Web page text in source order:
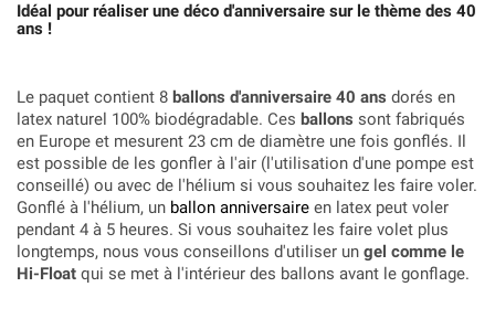
Idéal pour réaliser une déco d'anniversaire sur le thème des 40
ans !
Le paquet contient 8 ballons d'anniversaire 40 ans dorés en
latex naturel 100% biodégradable. Ces ballons sont fabriqués
en Europe et mesurent 23 cm de diamètre une fois gonflés. Il
est possible de les gonfler à l'air (l'utilisation d'une pompe est
conseillé) ou avec de l'hélium si vous souhaitez les faire voler.
Gonflé à l'hélium, un ballon anniversaire en latex peut voler
pendant 4 à 5 heures. Si vous souhaitez les faire volet plus
longtemps, nous vous conseillons d'utiliser un gel comme le
Hi-Float qui se met à l'intérieur des ballons avant le gonflage.